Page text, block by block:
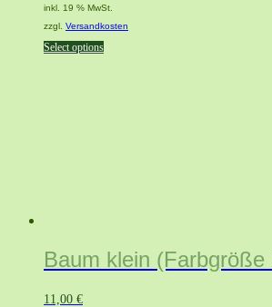
inkl. 19 % MwSt.
zzgl. Versandkosten
Select options
Baum klein (Farbgröße
11,00 €